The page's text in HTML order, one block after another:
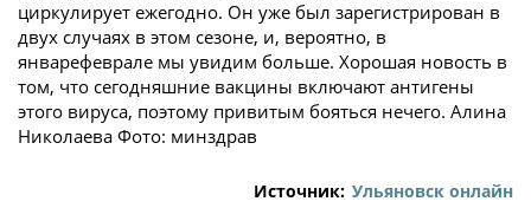
циркулирует ежегодно. Он уже был зарегистрирован в
двух случаях в этом сезоне, и, вероятно, в
январефеврале мы увидим больше. Хорошая новость в
том, что сегодняшние вакцины включают антигены
этого вируса, поэтому привитым бояться нечего. Алина
Николаева Фото: минздрав
Источник: Ульяновск онлайн